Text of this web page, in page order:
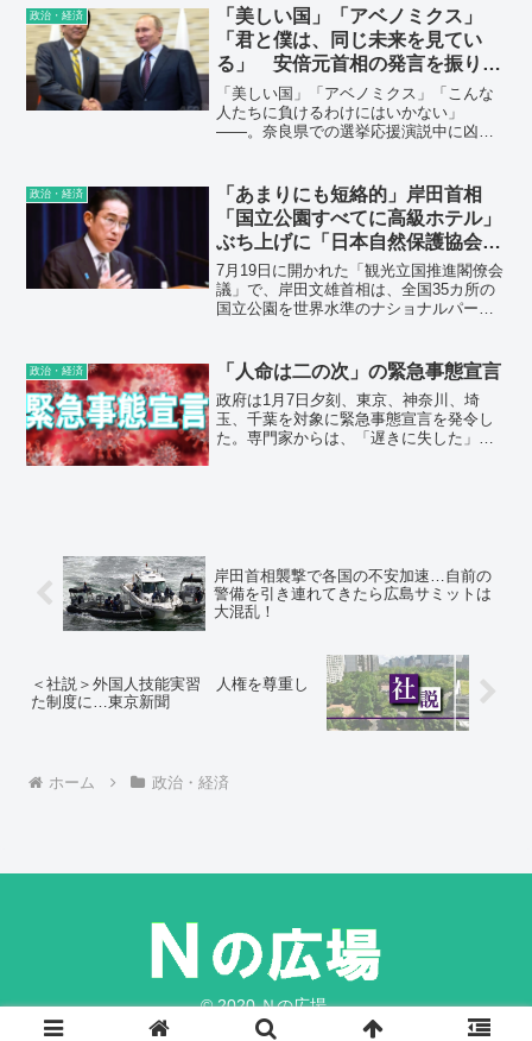
41議席まで増やし、第３党に躍り出た
が、その実情は・・・。
政治・経済
「美しい国」「アベノミクス」
「君と僕は、同じ未来を見てい
る」 安倍元首相の発言を振り返
る
「美しい国」「アベノミクス」「こんな
人たちに負けるわけにはいかない」
――。奈良県での選挙応援演説中に凶弾
元首相の過去の発言を振り返った。
政治・経済
「あまりにも短絡的」岸田首相
「国立公園すべてに高級ホテル」
ぶち上げに「日本自然保護協会」
が緊急声明「自然はタダで利用で
きるものではない！」
7月19日に開かれた「観光立国推進閣僚会
議」で、岸田文雄首相は、全国35カ所の
国立公園を世界水準のナショナルパーク
言えば、「高級リゾートホテル」の誘致
だ。
政治・経済 「人命は二の次」の緊急事態宣言
政府は1月7日夕刻、東京、神奈川、埼
玉、千葉を対象に緊急事態宣言を発令し
た。専門家からは、「遅きに失した」と
させる」というよりは、「早く経済を回
したい」にある。
岸田首相襲撃で各国の不安加速…自前の
警備を引き連れてきたら広島サミットは
大混乱！
＜社説＞外国人技能実習 人権を尊重し
た制度に…東京新聞
ホーム 政治・経済
© 2020 Ｎの広場.